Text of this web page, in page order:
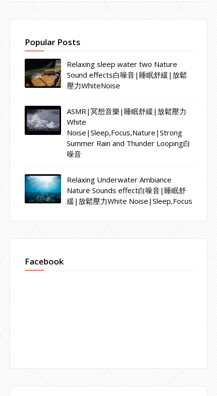
Popular Posts
Relaxing sleep water two Nature
Sound effects白噪音|睡眠舒緩|放鬆
壓力WhiteNoise
ASMR|冥想音樂|睡眠舒緩|放鬆壓力
White
Noise|Sleep,Focus,Nature|Strong
Summer Rain and Thunder Looping白
噪音
Relaxing Underwater Ambiance
Nature Sounds effect白噪音|睡眠舒
緩|放鬆壓力White Noise|Sleep,Focus
Facebook